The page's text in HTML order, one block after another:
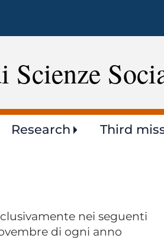
main
Scienze
Research Third
nei seguenti
di ogni anno